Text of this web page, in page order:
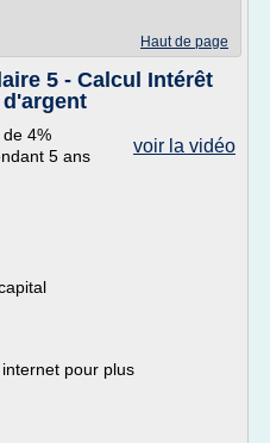
Haut de page
5 - Calcul Intérêt
voir la vidéo
4%
5 ans
pour plus